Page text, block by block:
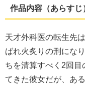
作品内容（あらすじ
天才外科医の転生先
ばれ火炙りの刑にな
ちを清算すべく2回目
てきた彼女だが、あ